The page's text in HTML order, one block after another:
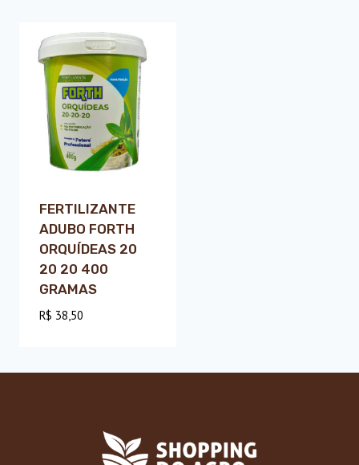
FERTILIZANTE
ADUBO FORTH
ORQUÍDEAS 20
20 20 400
GRAMAS
R$ 38,50